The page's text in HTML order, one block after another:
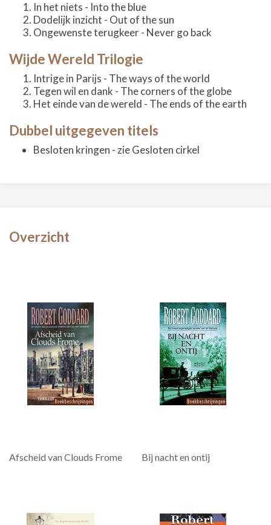
In het niets - Into the blue
Dodelijk inzicht - Out of the sun
Ongewenste terugkeer - Never go back
Wijde Wereld Trilogie
Intrige in Parijs - The ways of the world
Tegen wil en dank - The corners of the globe
Het einde van de wereld - The ends of the earth
Dubbel uitgegeven titels
Besloten kringen - zie Gesloten cirkel
Overzicht
Afscheid van Clouds Frome Bij nacht en ontij